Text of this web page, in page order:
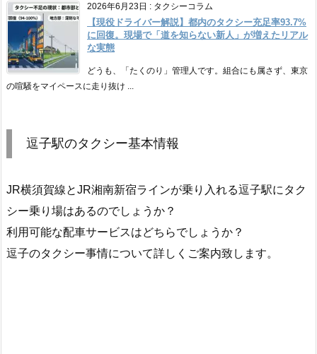
2026年6月23日 : タクシーコラム
【現役ドライバー解説】都内のタクシー充足率93.7%
に回復。現場で「道を知らない新人」が増えたリアル
な実態
どうも、「たくのり」管理人です。組合にも属さず、東京
の喧騒をマイペースに走り抜け ...
逗子駅のタクシー基本情報
JR横須賀線とJR湘南新宿ラインが乗り入れる逗子駅にタク
シー乗り場はあるのでしょうか？
利用可能な配車サービスはどちらでしょうか？
逗子のタクシー事情について詳しくご案内致します。